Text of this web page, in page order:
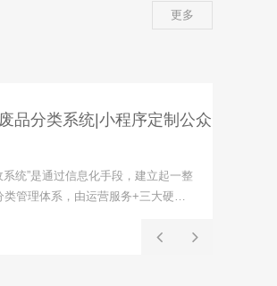
更多
品分类系统|小程序定制公众
统”是通过信息化手段，建立起一整
管理体系，由运营服务+三大硬件
台组成。